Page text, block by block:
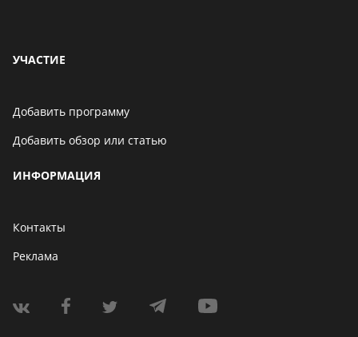
УЧАСТИЕ
Добавить программу
Добавить обзор или статью
ИНФОРМАЦИЯ
Контакты
Реклама